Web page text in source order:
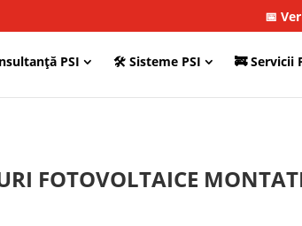
📅
PSI 🛠 Sisteme PSI 🚒 Servicii
FOTOVOLTAICE